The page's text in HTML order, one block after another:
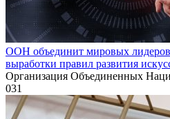
ООН объединит мировых
выработки правил развития
Организация Объединенных
031